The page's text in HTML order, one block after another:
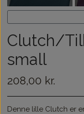
Clutch/
small
208,00 kr.
Denne lille Clutch er